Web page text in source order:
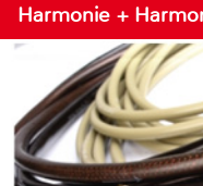
Harmonie +